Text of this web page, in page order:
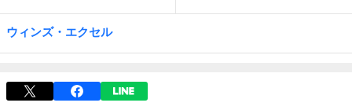
ウィンズ・エクセル